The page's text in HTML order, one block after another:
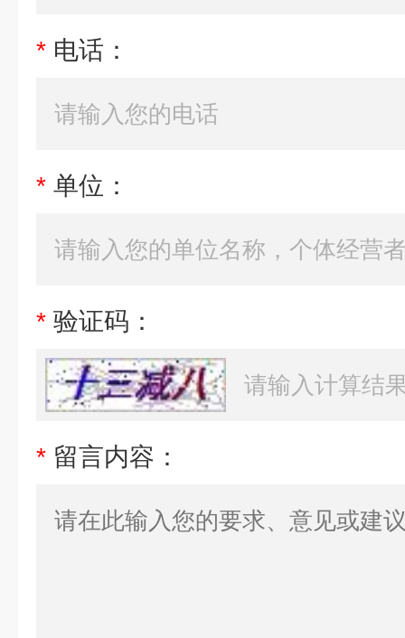
* 电话：
* 单位：
* 验证码：
* 留言内容：